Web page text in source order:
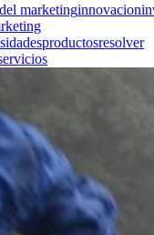
marketinginnovacion
productosresolver